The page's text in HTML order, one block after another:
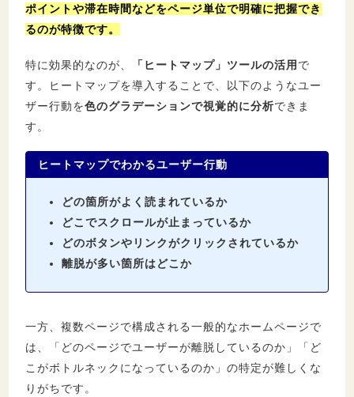
ポイントや滞在時間などをページ単位で明確に把握でき
るのが特徴です。
特に効果的なのが、 「ヒートマップ」ツールの活用で
す。ヒートマップを導入することで、以下のようなユー
ザー行動を色のグラデーションで視覚的に分析できま
す。
ヒートマップでわかるユーザー行動
どの箇所がよく読まれているか
どこでスクロールが止まっているか
どのボタンやリンクがクリックされているか
離脱が多い箇所はどこか
一方、複数ページで構成される一般的なホームページで
は、「どのページでユーザーが離脱しているのか」「ど
こがボトルネックになっているのか」の特定が難しくな
りがちです。